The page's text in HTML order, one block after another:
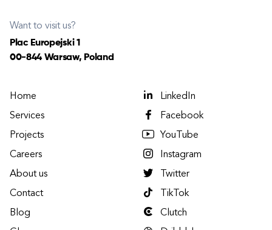
Want to visit us?
Plac Europejski 1
00-844 Warsaw, Poland
Home
Services
Projects
Careers
About us
Contact
Blog
LinkedIn
Facebook
YouTube
Instagram
Twitter
TikTok
Clutch